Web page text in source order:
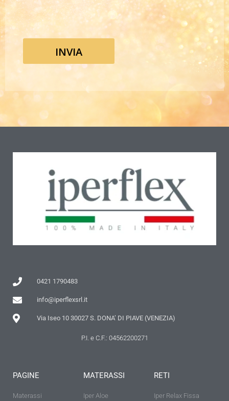
0421 1790483
info@iperflexsrl.it
Via Iseo 10 30027 S. DONA’ DI PIAVE (VENEZIA)
P.I. e C.F.: 04562200271
PAGINE
Materassi
MATERASSI
Iper Aloe
RETI
Iper Relax Fissa